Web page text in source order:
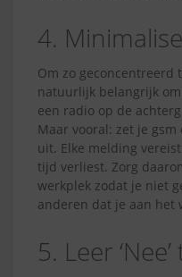
4.
Om zo geconcentreerd
natuurlijk belangrijk
een radio op de
Maar vooral: zet je
uit. Elke melding
tijd verliest. Zorg
werkplek zodat je niet
anderen dat je aan het
5. Leer